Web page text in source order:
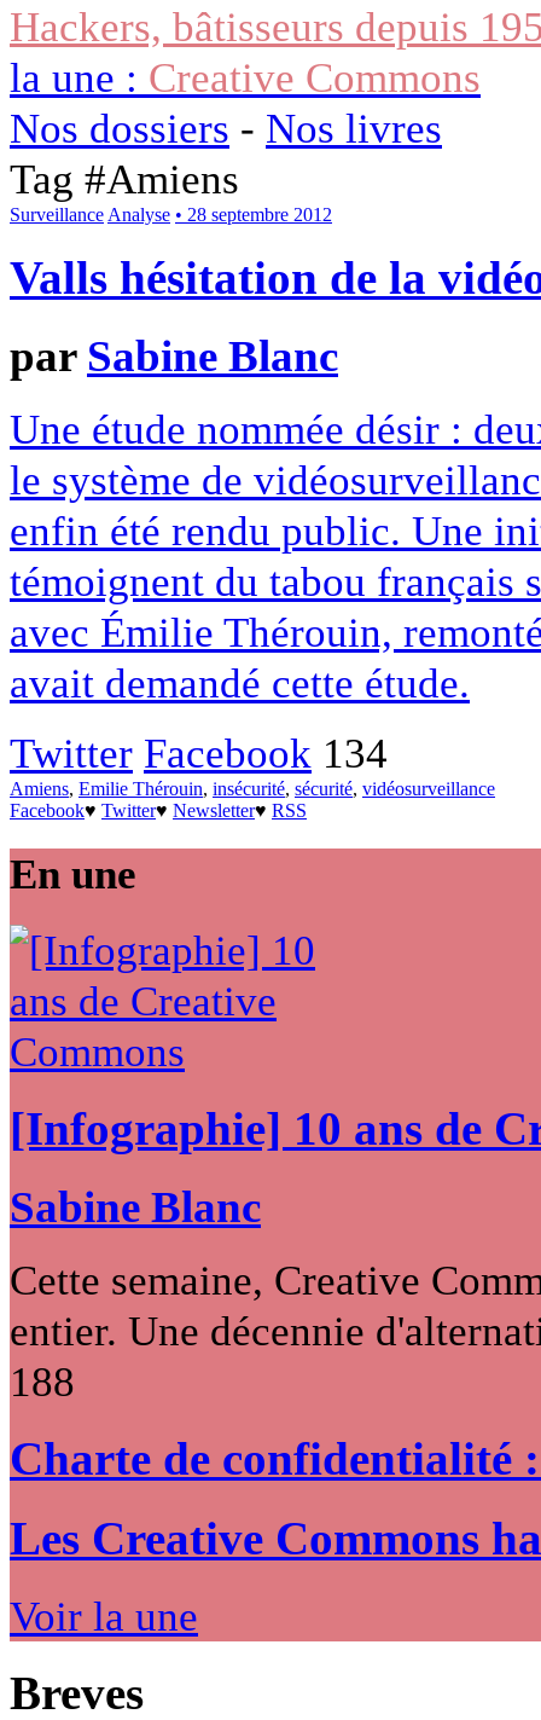
Hackers, bâtisseurs depuis
la une : Creative Commons
Nos dossiers - Nos livres
Tag #Amiens
Surveillance Analyse • 28 septembre 2012
Valls hésitation de la
par Sabine Blanc
Une étude nommée désir :
le système de
enfin été rendu public. Une
témoignent du tabou français
avec Émilie Thérouin,
avait demandé cette étude.
Twitter Facebook 134
Amiens, Emilie Thérouin, insécurité, sécurité, vidéosurveillance
Facebook♥ Twitter♥ Newsletter♥ RSS
En une
[Infographie] 10 ans de
Sabine Blanc
Cette semaine, Creative
entier. Une décennie
188
Charte de confidentialité
Les Creative Commons
Voir la une
Breves